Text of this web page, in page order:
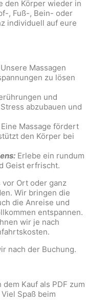
den Körper wieder in
, Fuß-, Bein- oder
individuell auf eure
Unsere Massagen
zu lösen
und
abzubauen und
Eine Massage fördert
den Körper bei
Erlebe ein rundum
Geist erfrischt.
vor Ort oder ganz
Wir bringen die
die Anreise und
entspannen.
wir je nach
nach der Buchung.
Kauf als PDF zum
Spaß beim